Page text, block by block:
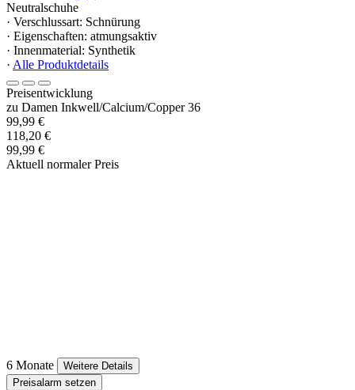
Neutralschuhe
· Verschlussart: Schnürung
· Eigenschaften: atmungsaktiv
· Innenmaterial: Synthetik
· Alle Produktdetails
Preisentwicklung
zu Damen Inkwell/Calcium/Copper 36
99,99 €
118,20 €
99,99 €
Aktuell normaler Preis
6 Monate
Weitere Details
Preisalarm setzen